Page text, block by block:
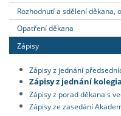
Rozhodnutí a sdělení děkana,
Opatření děkana
Zápisy
Zápisy z jednání
Zápisy z jednání
Zápisy z porad děkana s
Zápisy ze zasedání